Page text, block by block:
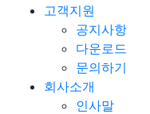
고객지원
공지사항
다운로드
문의하기
회사소개
인사말